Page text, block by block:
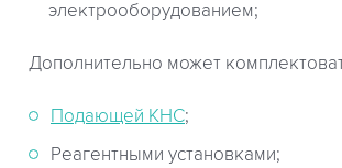
электрооборудованием;
Дополнительно может
Подающей КНС;
Реагентными установками;